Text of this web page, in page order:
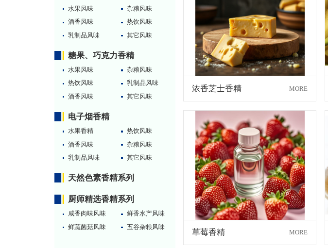
水果风味
杂粮风味
酒香风味
热饮风味
乳制品风味
其它风味
糖果、巧克力香精
水果风味
杂粮风味
热饮风味
乳制品风味
酒香风味
其它风味
电子烟香精
水果香精
热饮风味
酒香风味
杂粮风味
乳制品风味
其它风味
天然色素香精系列
厨师精选香精系列
咸香肉味风味
鲜香水产风味
鲜蔬菌菇风味
五谷杂粮风味
浓香芝士香精 MORE
草莓香精 MORE